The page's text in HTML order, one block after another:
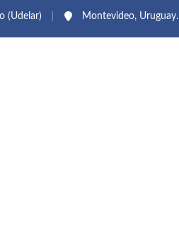
(Udelar) Montevideo, Uruguay.